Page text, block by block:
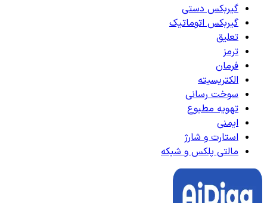
گیربکس دستی
گیربکس اتوماتیک
تعلیق
ترمز
فرمان
الکتریسیته
سوخت رسانی
تهویه مطبوع
ایمنی
استارت و شارژ
مالتی پلکس و شبکه